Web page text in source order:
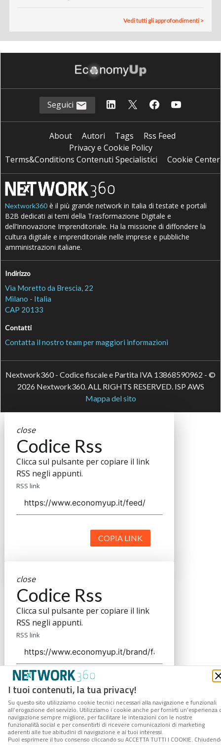
Vedi tutti gli approfondimenti >
I tuoi contenuti, la tua privacy!
Su questo sito utilizziamo cookie tecnici necessari alla navigazione e funzionali
all’erogazione del servizio. Utilizziamo i cookie anche per fornirti un’esperienza
navigazione sempre migliore, per facilitare le interazioni con le nostre
funzionalità social e per consentirti di ricevere comunicazioni di marketing
aderenti alle tue abitudini di navigazione e ai tuoi interessi.
Puoi esprimere il tuo consenso cliccando su ACCETTA TUTTI I COOKIE.
Seguici
About Autori Tags
Rss Feed
Privacy e Cookie Policy
Terms&Conditions Contenuti Specialistici
Cookie Center
Nextwork360 è il più grande network in Italia di testate e portali
B2B dedicati ai temi della Trasformazione Digitale e
dell’Innovazione Imprenditoriale. Ha la missione di diffondere la
cultura digitale e imprenditoriale nelle imprese e pubbliche
amministrazioni italiane.
Indirizzo
Via Moretto da Brescia, 22
Milano - Italia
CAP 20133
Contatti
Contatta il nostro team per maggiori informazioni
Nextwork360 - Codice fiscale e Partita IVA 13868590962 - ©
2026 Nextwork360. ALL RIGHTS RESERVED. ISP AWS
Mappa del sito
close
Codice Rss
Clicca sul pulsante per copiare il link
RSS negli appunti.
RSS link
COPIA LINK
close
Codice Rss
Clicca sul pulsante per copiare il link
RSS negli appunti.
RSS link
COPIA LINK